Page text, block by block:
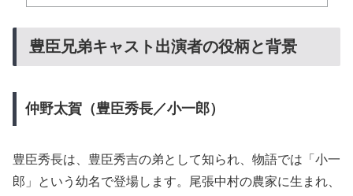
豊臣兄弟キャスト出演者の役柄と背景
仲野太賀（豊臣秀長／小一郎）
豊臣秀長は、豊臣秀吉の弟として知られ、物語では「小一
郎」という幼名で登場します。尾張中村の農家に生まれ、